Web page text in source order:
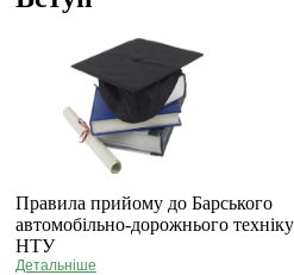
Правила прийому до Барського
автомобільно-дорожнього
НТУ
Детальніше